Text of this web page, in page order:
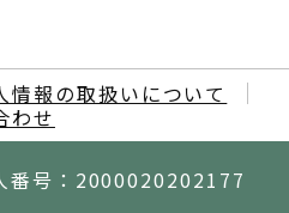
情報の取扱いについて
わせ
番号：2000020202177